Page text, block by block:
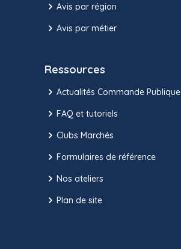
Avis par région
Avis par métier
Ressources
Actualités Commande Publique
FAQ et tutoriels
Clubs Marchés
Formulaires de référence
Nos ateliers
Plan de site